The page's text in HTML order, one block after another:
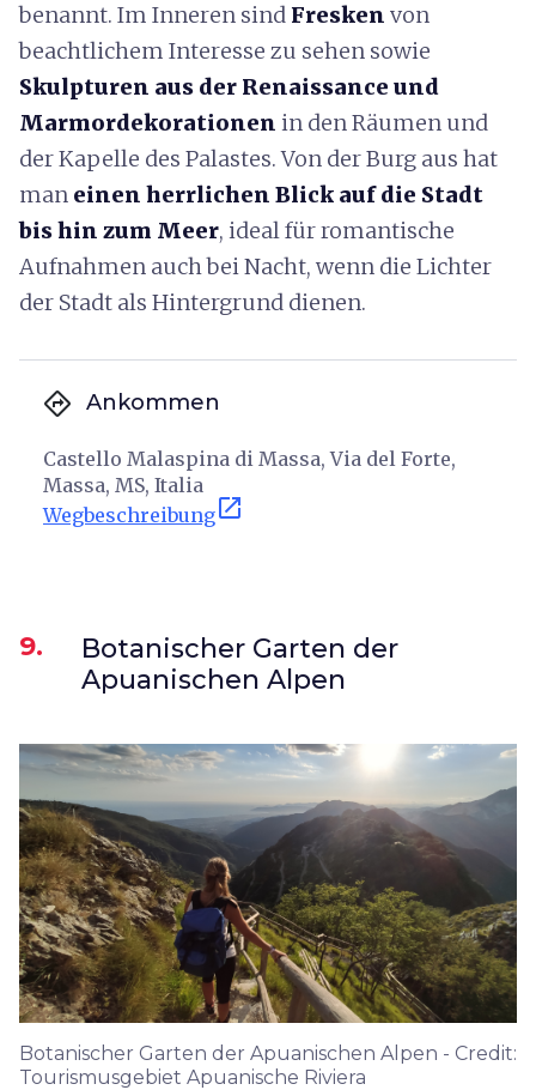
benannt. Im Inneren sind Fresken von
beachtlichem Interesse zu sehen sowie
Skulpturen aus der Renaissance und
Marmordekorationen in den Räumen und
der Kapelle des Palastes. Von der Burg aus hat
man einen herrlichen Blick auf die Stadt
bis hin zum Meer, ideal für romantische
Aufnahmen auch bei Nacht, wenn die Lichter
der Stadt als Hintergrund dienen.
directions Ankommen
Castello Malaspina di Massa, Via del Forte,
Massa, MS, Italia
Wegbeschreibungopen_in_new
9.
Botanischer Garten der
Apuanischen Alpen
Botanischer Garten der Apuanischen Alpen - Credit:
Tourismusgebiet Apuanische Riviera